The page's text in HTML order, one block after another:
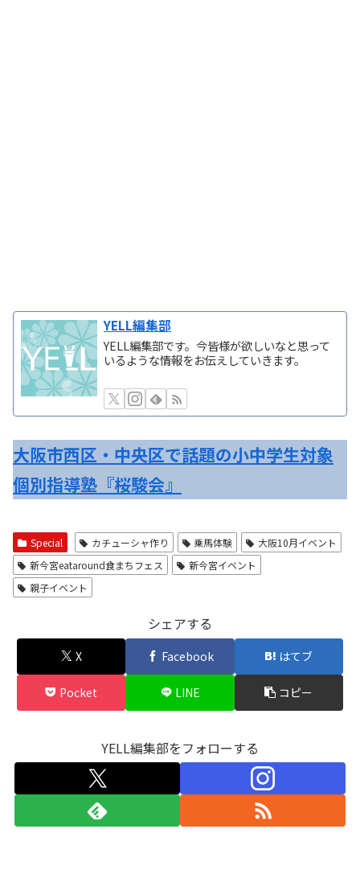
YELL編集部
YELL編集部です。今皆様が欲しいなと思って
いるような情報をお伝えしていきます。
大阪市西区・中央区で話題の小中学生対象
個別指導塾『桜駿会』
Special カチューシャ作り 乗馬体験
大阪10月イベント
新今宮eataround食まちフェス
新今宮イベント
親子イベント
シェアする
X Facebook はてブ
Pocket LINE コピー
YELL編集部をフォローする